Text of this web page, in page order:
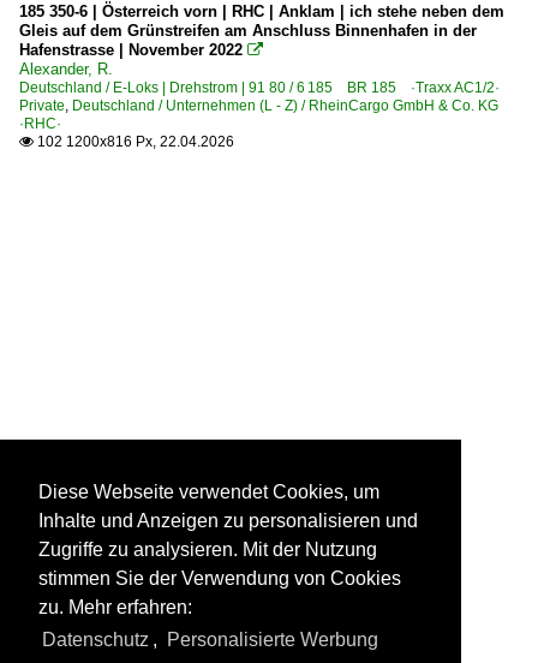
185 350-6 | Österreich vorn | RHC | Anklam | ich stehe neben dem
Gleis auf dem Grünstreifen am Anschluss Binnenhafen in der
Hafenstrasse | November 2022 
Alexander, R.
Deutschland / E-Loks | Drehstrom | 91 80 / 6 185 BR 185 ·Traxx AC1/2·
Private, Deutschland / Unternehmen (L - Z) / RheinCargo GmbH & Co. KG
·RHC·
 102 1200x816 Px, 22.04.2026
Diese Webseite verwendet Cookies, um
Inhalte und Anzeigen zu personalisieren und
Zugriffe zu analysieren. Mit der Nutzung
stimmen Sie der Verwendung von Cookies
zu. Mehr erfahren:
Datenschutz , Personalisierte Werbung